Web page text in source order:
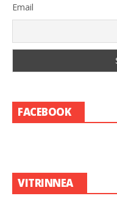
Email
FACEBOOK
VITRINNEA